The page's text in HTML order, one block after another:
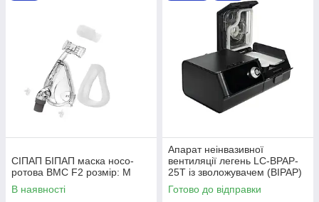
СІПАП БІПАП маска носо-
ротова BMC F2 розмір: M
В наявності
Апарат неінвазивної
вентиляції легень LC-BPAP-
25T із зволожувачем (BIPAP)
Готово до відправки